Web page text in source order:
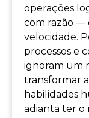
operações
com razão —
velocidade.
processos e
ignoram um
transformar
habilidades
adianta ter o